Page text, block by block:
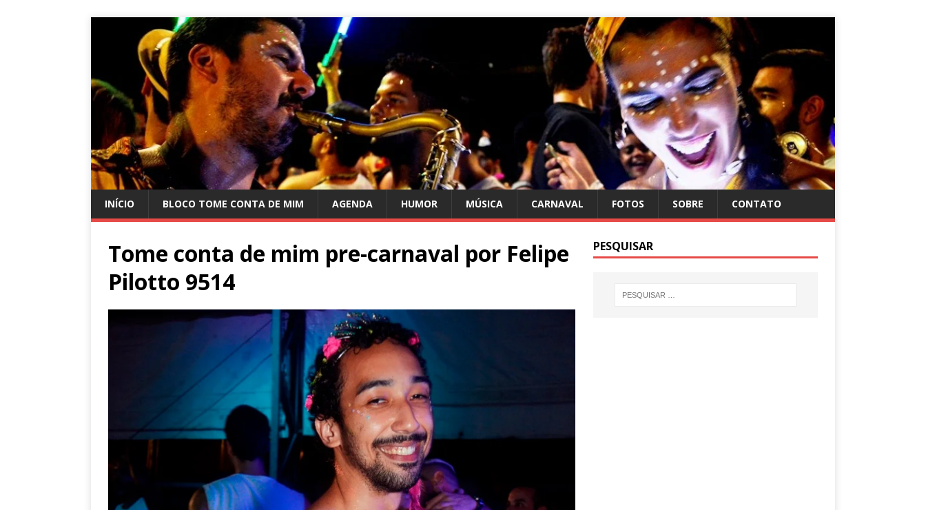
INÍCIO BLOCO TOME CONTA DE MIM AGENDA HUMOR MÚSICA CARNAVAL FOTOS SOBRE CONTATO
Tome conta de mim pre-carnaval por Felipe
Pilotto 9514
PESQUISAR